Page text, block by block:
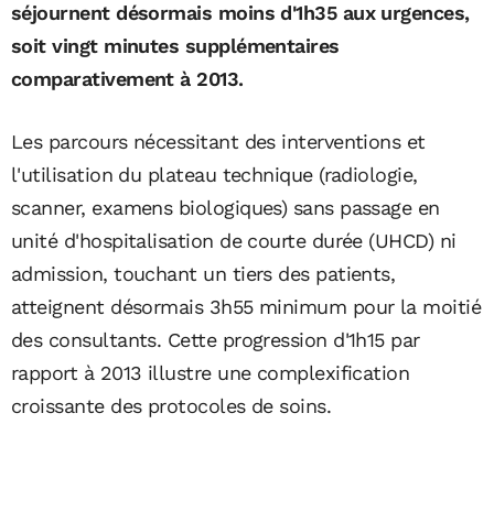
séjournent désormais moins d'1h35 aux urgences,
soit vingt minutes supplémentaires
comparativement à 2013.
Les parcours nécessitant des interventions et
l'utilisation du plateau technique (radiologie,
scanner, examens biologiques) sans passage en
unité d'hospitalisation de courte durée (UHCD) ni
admission, touchant un tiers des patients,
atteignent désormais 3h55 minimum pour la moitié
des consultants. Cette progression d'1h15 par
rapport à 2013 illustre une complexification
croissante des protocoles de soins.